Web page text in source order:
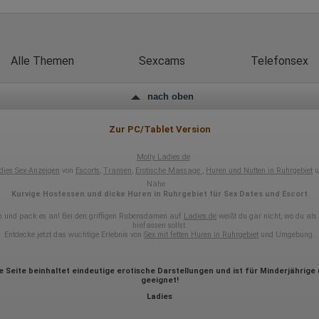
nutzen Hotjar als Webanalysedient. Es wird verwendet, um Daten
Limited, Malta
Datum und Uhrzeit des Besuchs
Mausbewegungen
Referrer URL
Eindeutige Gerätekennung
Gerätebestriebssystem
Domain-Name
Alle Themen Sexcams Telefonsex
nach oben
Zur PC/Tablet Version
Molly Ladies.de
Sex-Anzeigen von Escorts, Transen, Erotische Massage , Huren und Nutten in Ruhrgebiet
Nähe
Kurvige Hostessen und dicke Huren in Ruhrgebiet für Sex Dates und Escort
und pack es an! Bei den griffigen Rubensdamen auf Ladies.de weißt du gar nicht, wo du als
hinfassen sollst.
Entdecke jetzt das wuchtige Erlebnis von Sex mit fetten Huren in Ruhrgebiet und Umgebung.
.
Seite beinhaltet eindeutige erotische Darstellungen und ist für Minderjährige
geeignet!
Ladies